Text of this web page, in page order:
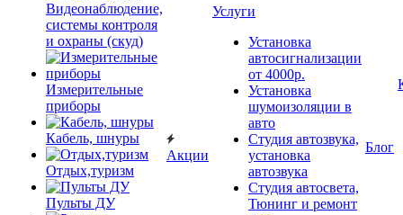
Видеонаблюдение,
системы контроля
и охраны (скуд)
Измерительные
приборы
Кабель, шнуры
Отдых,туризм
Пульты ДУ
Акции
Услуги
Установка
автосигнализации
от 4000р.
Установка
шумоизоляции в
авто
Студия автозвука,
установка
автозвука
Студия автосвета,
Тюнинг и ремонт
Блог